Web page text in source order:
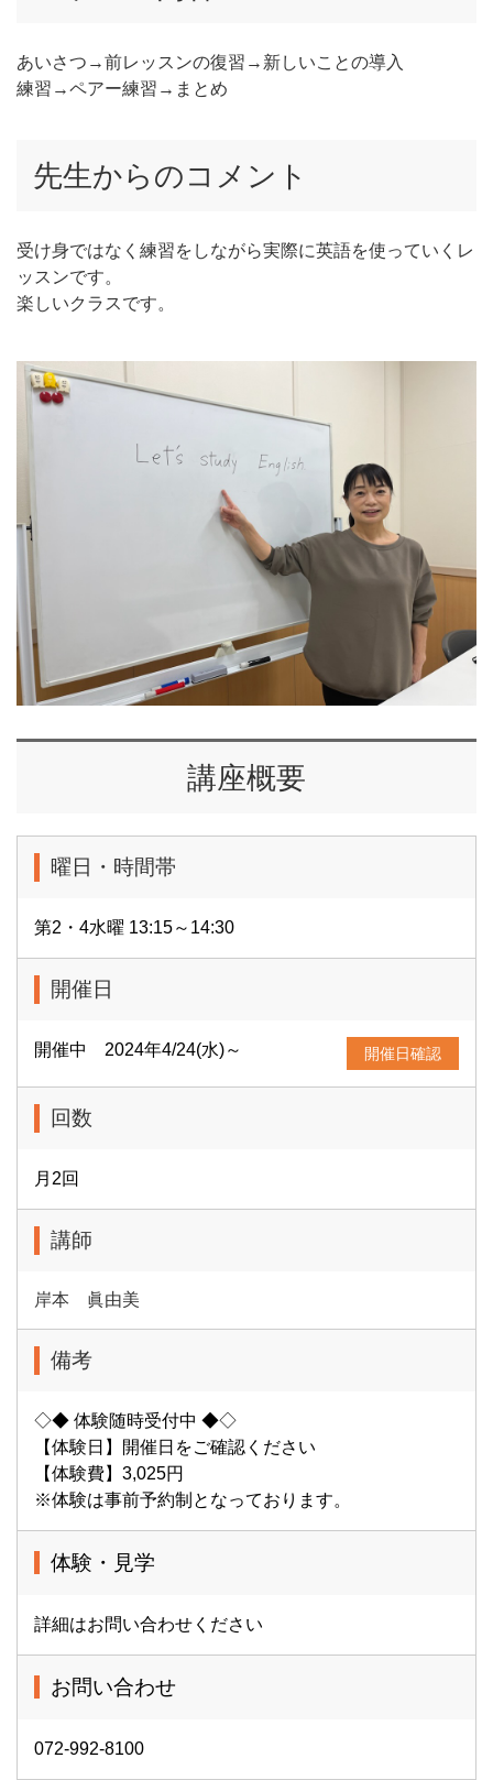
あいさつ→前レッスンの復習→新しいことの導入
練習→ペアー練習→まとめ
先生からのコメント
受け身ではなく練習をしながら実際に英語を使っていくレ
ッスンです。
楽しいクラスです。
講座概要
曜日・時間帯
第2・4水曜 13:15～14:30
開催日
開催中 2024年4/24(水)～ 開催日確認
回数
月2回
講師
岸本 眞由美
備考
◇◆ 体験随時受付中 ◆◇
【体験日】開催日をご確認ください
【体験費】3,025円
※体験は事前予約制となっております。
体験・見学
詳細はお問い合わせください
お問い合わせ
072-992-8100